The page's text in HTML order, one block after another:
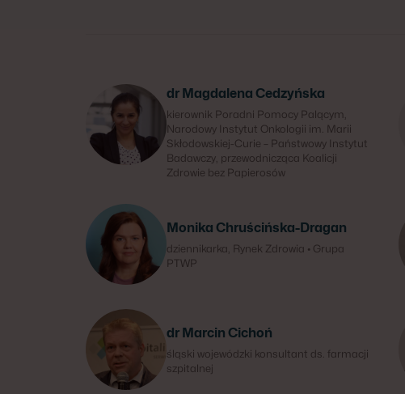
dr Magdalena Cedzyńska
kierownik Poradni Pomocy Palącym,
Narodowy Instytut Onkologii im. Marii
Skłodowskiej-Curie – Państwowy Instytut
Badawczy, przewodnicząca Koalicji
Zdrowie bez Papierosów
Monika Chruścińska-Dragan
dziennikarka, Rynek Zdrowia • Grupa
PTWP
dr Marcin Cichoń
śląski wojewódzki konsultant ds. farmacji
szpitalnej